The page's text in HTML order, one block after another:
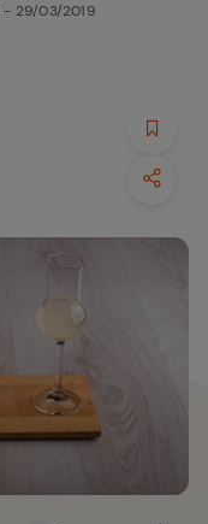
- 29/03/2019